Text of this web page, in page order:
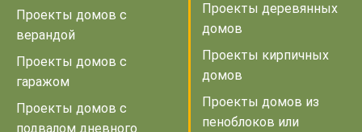
Проекты домов с
верандой
Проекты домов с
гаражом
Проекты домов с
подвалом дневного
Проекты деревянных
домов
Проекты кирпичных
домов
Проекты домов из
пеноблоков или